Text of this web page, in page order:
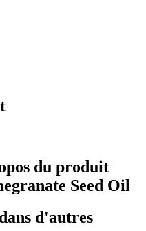
du produit
Seed Oil
d'autres